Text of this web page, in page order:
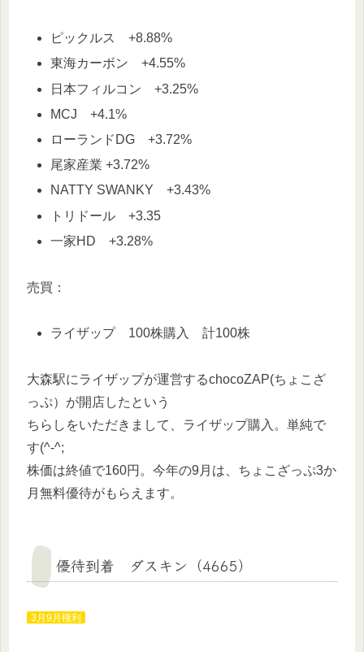
ピックルス +8.88%
東海カーボン +4.55%
日本フィルコン +3.25%
MCJ +4.1%
ローランドDG +3.72%
尾家産業 +3.72%
NATTY SWANKY +3.43%
トリドール +3.35
一家HD +3.28%
売買：
ライザップ 100株購入 計100株
大森駅にライザップが運営するchocoZAP(ちょこざ
っぷ）が開店したという
ちらしをいただきまして、ライザップ購入。単純で
す(^-^;
株価は終値で160円。今年の9月は、ちょこざっぷ3か
月無料優待がもらえます。
優待到着 ダスキン（4665）
3月9月権利